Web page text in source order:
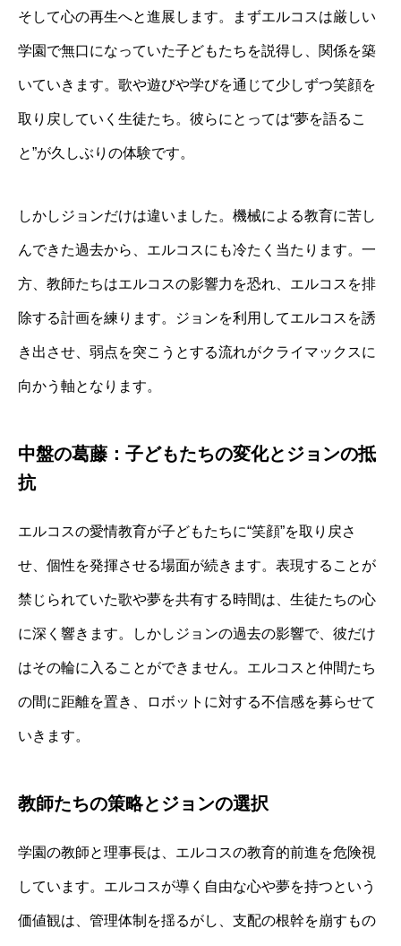
そして心の再生へと進展します。まずエルコスは厳しい
学園で無口になっていた子どもたちを説得し、関係を築
いていきます。歌や遊びや学びを通じて少しずつ笑顔を
取り戻していく生徒たち。彼らにとっては“夢を語るこ
と”が久しぶりの体験です。
しかしジョンだけは違いました。機械による教育に苦し
んできた過去から、エルコスにも冷たく当たります。一
方、教師たちはエルコスの影響力を恐れ、エルコスを排
除する計画を練ります。ジョンを利用してエルコスを誘
き出させ、弱点を突こうとする流れがクライマックスに
向かう軸となります。
中盤の葛藤：子どもたちの変化とジョンの抵
抗
エルコスの愛情教育が子どもたちに“笑顔”を取り戻さ
せ、個性を発揮させる場面が続きます。表現することが
禁じられていた歌や夢を共有する時間は、生徒たちの心
に深く響きます。しかしジョンの過去の影響で、彼だけ
はその輪に入ることができません。エルコスと仲間たち
の間に距離を置き、ロボットに対する不信感を募らせて
いきます。
教師たちの策略とジョンの選択
学園の教師と理事長は、エルコスの教育的前進を危険視
しています。エルコスが導く自由な心や夢を持つという
価値観は、管理体制を揺るがし、支配の根幹を崩すもの